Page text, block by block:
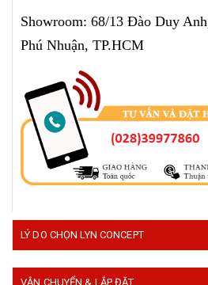
Showroom: 68/13 Đào Duy
Phú Nhuận, TP.HCM
LÝ DO CHỌN LYN CONCEPT
VẬN CHUYỂN & LẮP ĐẶT